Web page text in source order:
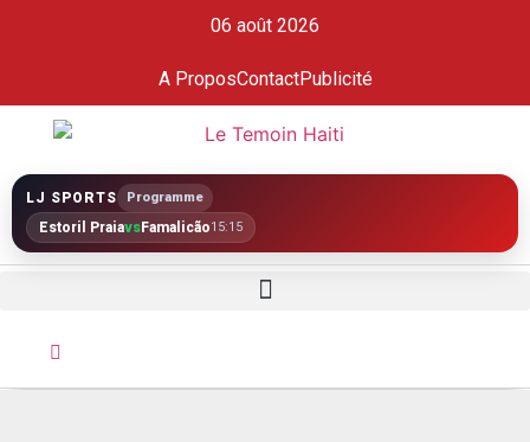
06 août 2026
A ProposContactPublicité
LJ SPORTS Programme
Estoril PraiavsFamalicão15:15